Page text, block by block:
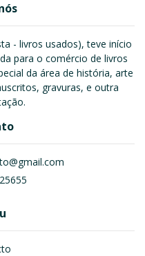
- livros usados), teve início
para o comércio de livros
da área de história, arte
gravuras, e outra